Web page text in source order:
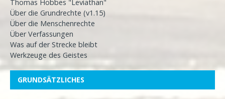
Thomas Hobbes "Leviathan"
Über die Grundrechte (v1.15)
Über die Menschenrechte
Über Verfassungen
Was auf der Strecke bleibt
Werkzeuge des Geistes
GRUNDSÄTZLICHES